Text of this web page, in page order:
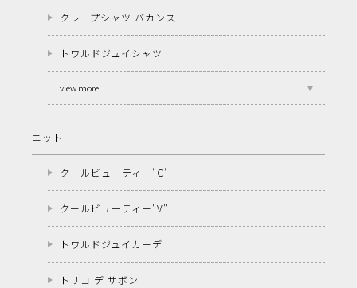
クレープシャツ バカンス
トワルドジュイシャツ
view more
ニット
クールビューティー"C"
クールビューティー"V"
トワルドジュイカーデ
トリコ デ サボン